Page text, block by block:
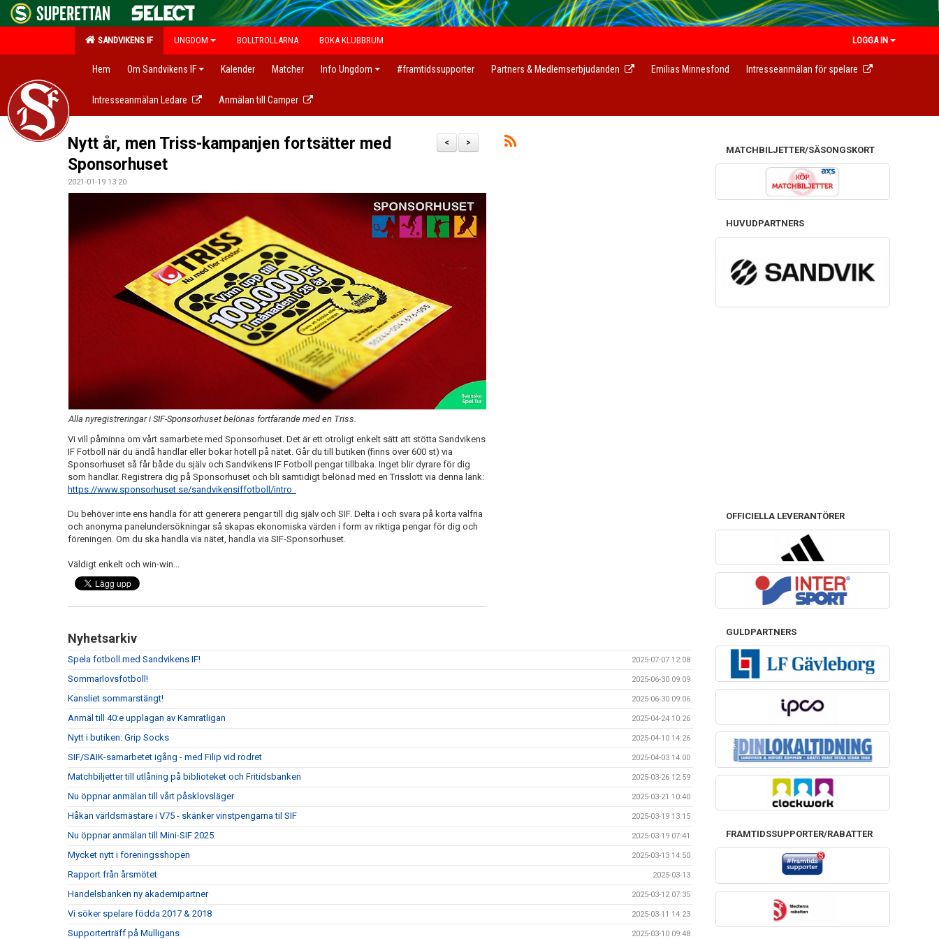
SANDVIKENS IF UNGDOM BOLLTROLLARNA BOKA KLUBBRUM LOGGA IN
Hem Om Sandvikens IF Kalender Matcher Info Ungdom #framtidssupporter Partners & Medlemserbjudanden Emilias Minnesfond Intresseanmälan för spelare
Intresseanmälan Ledare Anmälan till Camper
>
<
Nytt år, men Triss-kampanjen fortsätter med
Sponsorhuset
2021-01-19 13:20
Alla nyregistreringar i SIF-Sponsorhuset belönas fortfarande med en Triss.
Vi vill påminna om vårt samarbete med Sponsorhuset. Det är ett otroligt enkelt sätt att stötta Sandvikens
IF Fotboll när du ändå handlar eller bokar hotell på nätet. Går du till butiken (finns över 600 st) via
Sponsorhuset så får både du själv och Sandvikens IF Fotboll pengar tillbaka. Inget blir dyrare för dig
som handlar. Registrera dig på Sponsorhuset och bli samtidigt belönad med en Trisslott via denna länk:
https://www.sponsorhuset.se/sandvikensiffotboll/intro
Du behöver inte ens handla för att generera pengar till dig själv och SIF. Delta i och svara på korta valfria
och anonyma panelundersökningar så skapas ekonomiska värden i form av riktiga pengar för dig och
föreningen. Om du ska handla via nätet, handla via SIF-Sponsorhuset.
Väldigt enkelt och win-win...
Nyhetsarkiv
Spela fotboll med Sandvikens IF! 2025-07-07 12:08
Sommarlovsfotboll! 2025-06-30 09:09
Kansliet sommarstängt! 2025-06-30 09:06
Anmäl till 40:e upplagan av Kamratligan 2025-04-24 10:26
Nytt i butiken: Grip Socks 2025-04-10 14:26
SIF/SAIK-samarbetet igång - med Filip vid rodret 2025-04-03 14:00
Matchbiljetter till utlåning på biblioteket och Fritidsbanken 2025-03-26 12:59
Nu öppnar anmälan till vårt påsklovsläger 2025-03-21 10:40
Håkan världsmästare i V75 - skänker vinstpengarna til SIF 2025-03-19 13:15
Nu öppnar anmälan till Mini-SIF 2025 2025-03-19 07:41
Mycket nytt i föreningsshopen 2025-03-13 14:50
Rapport från årsmötet 2025-03-13
Handelsbanken ny akademipartner 2025-03-12 07:35
Vi söker spelare födda 2017 & 2018 2025-03-11 14:23
Supporterträff på Mulligans 2025-03-10 09:48
MATCHBILJETTER/SÄSONGSKORT
HUVUDPARTNERS
OFFICIELLA LEVERANTÖRER
GULDPARTNERS
FRAMTIDSSUPPORTER/RABATTER